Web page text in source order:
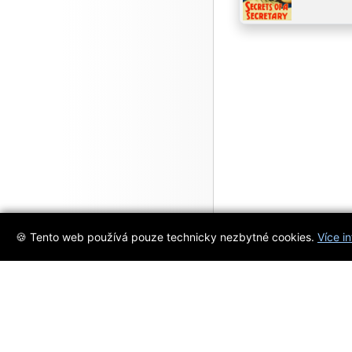
🍪 Tento web používá pouze technicky nezbytné cookies. Více